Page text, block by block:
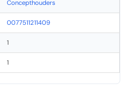
Concepthouders
0077511211409
1
1